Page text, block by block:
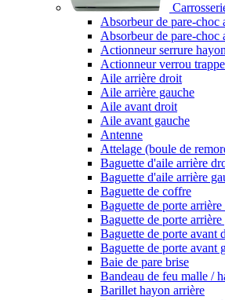
Absorbeur de pare-choc
Absorbeur de pare-choc
Actionneur serrure hayon
Actionneur verrou
Aile arrière droit
Aile arrière gauche
Aile avant droit
Aile avant gauche
Antenne
Attelage (boule de
Baguette d'aile arrière
Baguette d'aile arrière
Baguette de coffre
Baguette de porte
Baguette de porte arrière
Baguette de porte avant
Baguette de porte avant
Baie de pare brise
Bandeau de feu malle /
Barillet hayon arrière